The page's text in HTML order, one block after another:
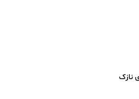
ساقه‌های نازک